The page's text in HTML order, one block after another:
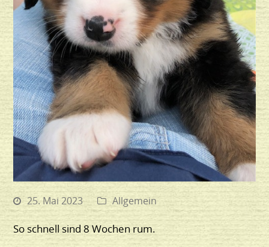
25. Mai 2023 Allgemein
So schnell sind 8 Wochen rum.